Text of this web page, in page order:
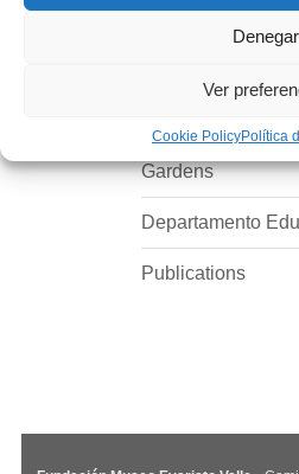
Denegar
Ver
Cookie PolicyPolítica
Gardens
Departamento
Publications